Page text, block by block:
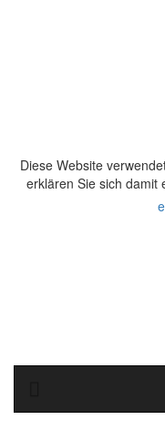
Diese Website
erklären Sie sich damit